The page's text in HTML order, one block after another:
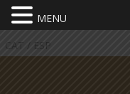
CAT / ESP
MENU